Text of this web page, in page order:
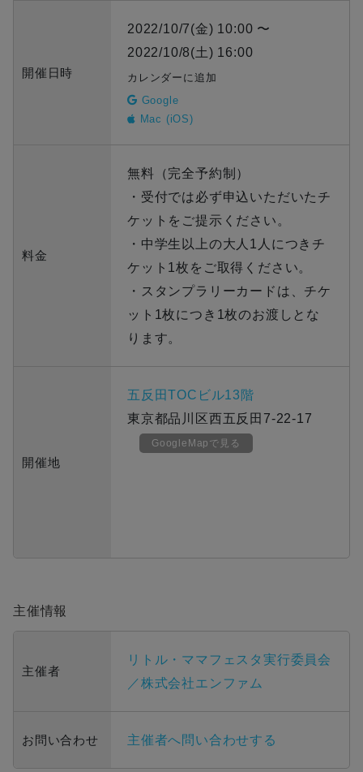
開催日時
2022/10/7(金) 10:00 〜
2022/10/8(土) 16:00
カレンダーに追加
Google
Mac (iOS)
料金
無料（完全予約制）
・受付では必ず申込いただいたチ
ケットをご提示ください。
・中学生以上の大人1人につきチ
ケット1枚をご取得ください。
・スタンプラリーカードは、チケ
ット1枚につき1枚のお渡しとな
ります。
開催地
五反田TOCビル13階
東京都品川区西五反田7-22-17
GoogleMapで見る
主催情報
主催者
リトル・ママフェスタ実行委員会
／株式会社エンファム
お問い合わせ 主催者へ問い合わせする